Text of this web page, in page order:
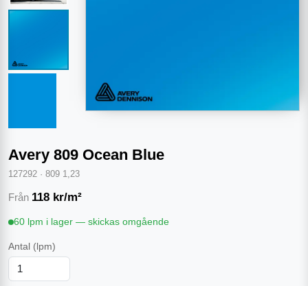
Avery 809 Ocean Blue
127292 · 809 1,23
Från 118 kr/m²
60 lpm i lager — skickas omgående
Antal (lpm)